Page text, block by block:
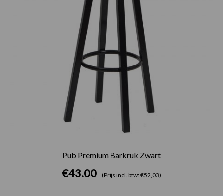
Pub Premium Barkruk Zwart
€43.00 (Prijs incl. btw: €52,03)